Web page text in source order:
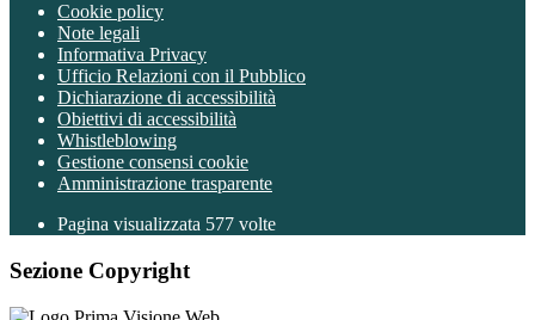
Cookie policy
Note legali
Informativa Privacy
Ufficio Relazioni con il Pubblico
Dichiarazione di accessibilità
Obiettivi di accessibilità
Whistleblowing
Gestione consensi cookie
Amministrazione trasparente
Pagina visualizzata 577 volte
Sezione Copyright